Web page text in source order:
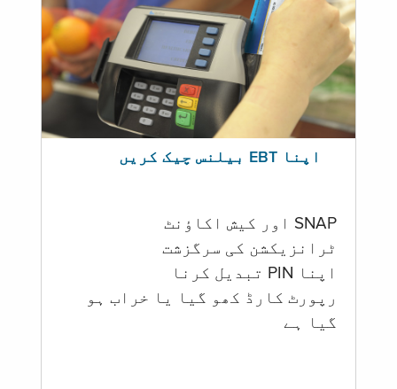
اپنا EBT بیلنس چیک کریں
SNAP اور کیش اکاؤنٹ
ٹرانزیکشن کی سرگزشت
اپنا PIN تبدیل کرنا
رپورٹ کارڈ کھو گیا یا خراب ہو
گيا ہے